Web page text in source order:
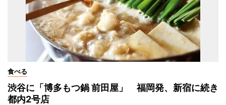
食べる
渋谷に「博多もつ鍋 前田屋」 福岡発、新宿に続き
都内2号店